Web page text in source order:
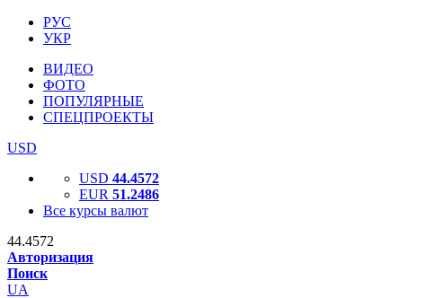
РУС
УКР
ВИДЕО
ФОТО
ПОПУЛЯРНЫЕ
СПЕЦПРОЕКТЫ
USD
USD 44.4572
EUR 51.2486
Все курсы валют
44.4572
Авторизация
Поиск
UA